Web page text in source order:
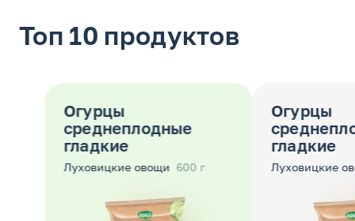
ТОЛЩИНА
Топ 10 продуктов
Огурцы
среднеплодные
гладкие
Луховицкие овощи 600 г
Огурцы
гладкие
Луховицкие